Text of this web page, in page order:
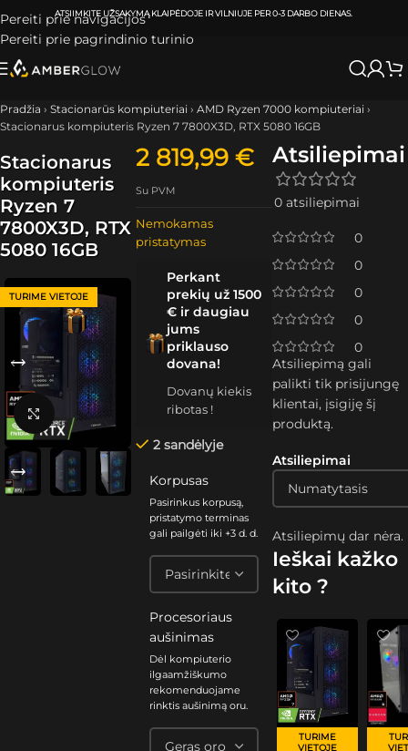
Pereiti prie navigacijos
Pereiti prie pagrindinio turinio
ATSIIMKITE UŽSAKYMĄKLAIPĖDOJE IR VILNIUJE PER0-3 DARBO DIENAS.
Pradžia › Stacionarūs kompiuteriai › AMD Ryzen 7000 kompiuteriai ›
Stacionarus kompiuteris Ryzen 7 7800X3D, RTX 5080 16GB
Stacionarus
kompiuteris
Ryzen 7
7800X3D, RTX
5080 16GB
TURIME VIETOJE
Spustelėkite, kad padidintumėte
2 819,99€
Su PVM
Nemokamas
pristatymas
Perkant
prekių už 1500
€ ir daugiau
jums
priklauso
dovana!
Dovanų kiekis
ribotas !
2 sandėlyje
Korpusas
Pasirinkus korpusą,
pristatymo terminas
gali pailgėti iki +3 d. d.
Procesoriaus
aušinimas
Dėl kompiuterio
ilgaamžiškumo
rekomenduojame
rinktis aušinimą oru.
Atsiliepimai
0 atsiliepimai
0
0
0
0
0
Atsiliepimai
Atsiliepimų dar nėra.
Atsiliepimą gali
palikti tik prisijungę
klientai, įsigiję šį
produktą.
Ieškai kažko
kito ?
TURIME
VIETOJE